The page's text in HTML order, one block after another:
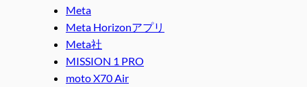
Meta
Meta Horizonアプリ
Meta社
MISSION 1 PRO
moto X70 Air